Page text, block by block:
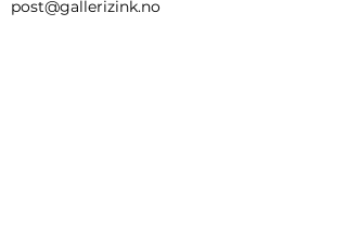
post@gallerizink.no